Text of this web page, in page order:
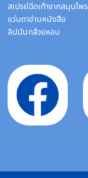
สเปรย์ฉีดเท้าจากสมุนไพร
แว่นตาอ่านหนังสือ
ลิปมันกล้วยหอม